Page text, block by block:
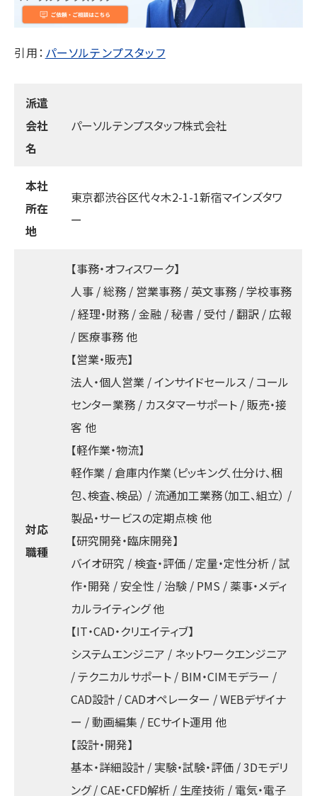
引用： パーソルテンプスタッフ
派遣
会社
名
パーソルテンプスタッフ株式会社
本社
所在
地
東京都渋谷区代々木2-1-1新宿マインズタワ
ー
対応
職種
【事務・オフィスワーク】
人事 / 総務 / 営業事務 / 英文事務 / 学校事務
/ 経理・財務 / 金融 / 秘書 / 受付 / 翻訳 / 広報
/ 医療事務 他
【営業・販売】
法人・個人営業 / インサイドセールス / コール
センター業務 / カスタマーサポート / 販売・接
客 他
【軽作業・物流】
軽作業 / 倉庫内作業（ピッキング、仕分け、梱
包、検査、検品） / 流通加工業務（加工、組立） /
製品・サービスの定期点検 他
【研究開発・臨床開発】
バイオ研究 / 検査・評価 / 定量・定性分析 / 試
作・開発 / 安全性 / 治験 / PMS / 薬事・メディ
カルライティング 他
【IT・CAD・クリエイティブ】
システムエンジニア / ネットワークエンジニア
/ テクニカルサポート / BIM・CIMモデラー /
CAD設計 / CADオペレーター / WEBデザイナ
ー / 動画編集 / ECサイト運用 他
【設計・開発】
基本・詳細設計 / 実験・試験・評価 / 3Dモデリ
ング / CAE・CFD解析 / 生産技術 / 電気・電子